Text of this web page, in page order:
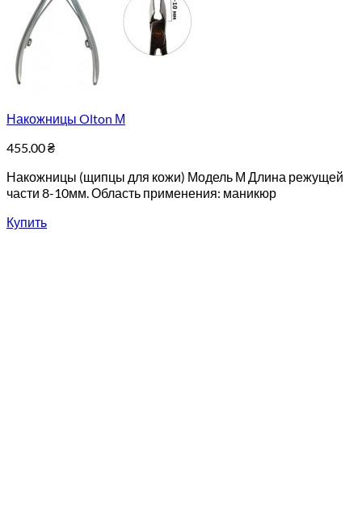
Накожницы Olton М
455.00₴
Накожницы (щипцы для кожи) Модель М Длина режущей
части 8-10мм. Область применения: маникюр
Купить